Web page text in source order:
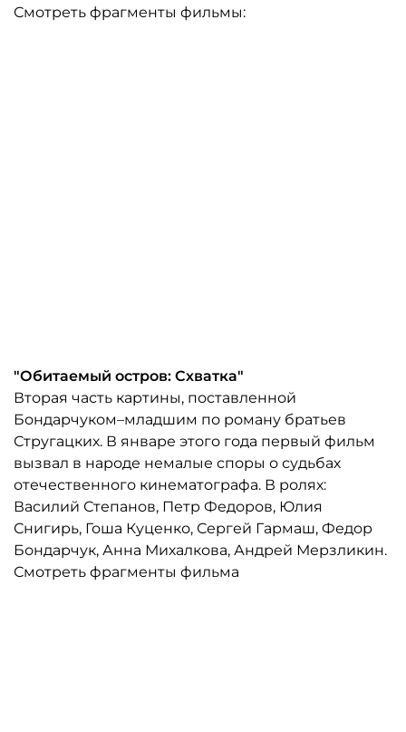
Смотреть фрагменты фильмы:
"Обитаемый остров: Схватка"
Вторая часть картины, поставленной
Бондарчуком–младшим по роману братьев
Стругацких. В январе этого года первый фильм
вызвал в народе немалые споры о судьбах
отечественного кинематографа. В ролях:
Василий Степанов, Петр Федоров, Юлия
Снигирь, Гоша Куценко, Сергей Гармаш, Федор
Бондарчук, Анна Михалкова, Андрей Мерзликин.
Смотреть фрагменты фильма